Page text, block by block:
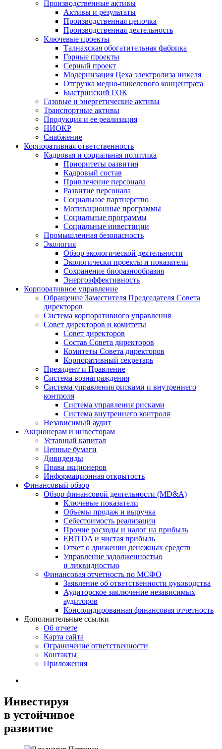
Производственные активы
Активы и результаты
Производственная цепочка
Производственная деятельность
Ключевые проекты
Талнахская обогатительная фабрика
Горные проекты
Серный проект
Модернизация Цеха электролиза никеля
Отгрузка медно-никелевого концентрата
Быстринский ГОК
Газовые и энергетические активы
Транспортные активы
Продукция и ее реализация
НИОКР
Снабжение
Корпоративная ответственность
Кадровая и социальная политика
Приоритеты развития
Кадровый состав
Привлечение персонала
Развитие персонала
Социальное партнерство
Мотивационные программы
Социальные программы
Социальные инвестиции
Промышленная безопасность
Экология
Обзор экологической деятельности
Экологически проекты и показатели
Сохранение биоразнообразия
Энергоэффективность
Корпоративное управление
Обращение Заместителя Председателя Совета
директоров
Система корпоративного управления
Совет директоров и комитеты
Совет директоров
Состав Совета директоров
Комитеты Совета директоров
Корпоративный секретарь
Президент и Правление
Система вознаграждения
Система управления рисками и внутреннего
контроля
Система управления рисками
Система внутреннего контроля
Независимый аудит
Акционерам и инвесторам
Уставный капитал
Ценные бумаги
Дивиденды
Права акционеров
Информационная открытость
Финансовый обзор
Обзор финансовой деятельности (MD&A)
Ключевые показатели
Объемы продаж и выручка
Себестоимость реализации
Прочие расходы и налог на прибыль
EBITDA и чистая прибыль
Отчет о движении денежных средств
Управление задолженностью
и ликвидностью
Финансовая отчетность по МСФО
Заявление об ответственности руководства
Аудиторское заключение независимых
аудиторов
Консолидированная финансовая отчетность
Дополнительные ссылки
Об отчете
Карта сайта
Ограничение ответственности
Контакты
Приложения
Инвестируя
в устойчивое
развитие